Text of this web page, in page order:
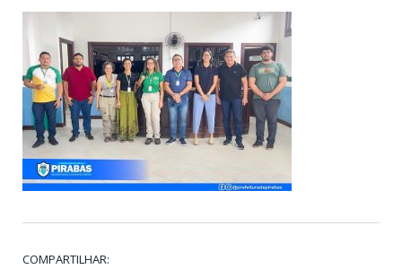
COMPARTILHAR: